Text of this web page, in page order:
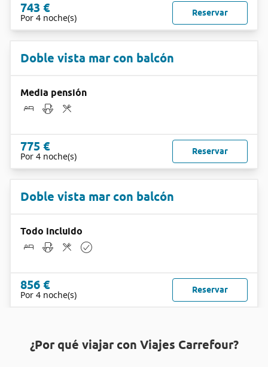
743 €
Por 4 noche(s) Reservar
Doble vista mar con balcón
Media pensión
775 €
Por 4 noche(s) Reservar
Doble vista mar con balcón
Todo incluido
856 €
Por 4 noche(s) Reservar
¿Por qué viajar con Viajes Carrefour?